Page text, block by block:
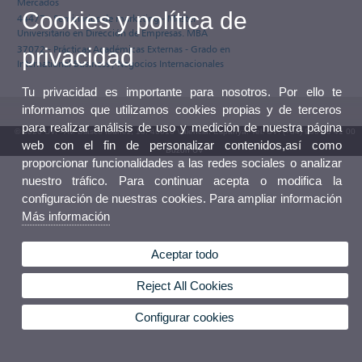
44477 - Seminarios de marketing - Máster
Universitario en Dirección de Empresas. MBA
37072 - Prácticas Académicas Externas - Grado en
International Business / Negocios Internacionales
© 2026 UV. - Av. Blasco Ibáñez, 13. 46010 València. Espanya. Tel. UV: (+34) 963 86 41 00
Buzón UV
Cookies y política de
privacidad
Tu privacidad es importante para nosotros. Por ello te
informamos que utilizamos cookies propias y de terceros
para realizar análisis de uso y medición de nuestra página
web con el fin de personalizar contenidos,así como
proporcionar funcionalidades a las redes sociales o analizar
nuestro tráfico. Para continuar acepta o modifica la
configuración de nuestras cookies. Para ampliar información
Más información
Aceptar todo
Reject All Cookies
Configurar cookies